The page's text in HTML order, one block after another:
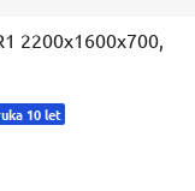
2200x1600x700,
10 let